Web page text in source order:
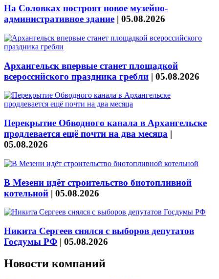
На Соловках построят новое музейно-
административное здание | 05.08.2026
Архангельск впервые станет площадкой
всероссийского праздника гребли | 05.08.2026
Перекрытие Обводного канала в Архангельске
продлевается ещё почти на два месяца |
05.08.2026
В Мезени идёт строительство биотопливной
котельной | 05.08.2026
Никита Сергеев снялся с выборов депутатов
Госдумы РФ | 05.08.2026
Новости компаний